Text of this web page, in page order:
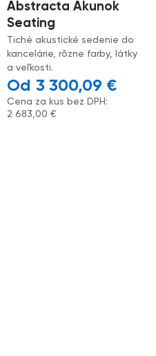
Abstracta Akunok
Seating
Tiché akustické sedenie do
kancelárie, rôzne farby, látky
a veľkosti.
3 300,09 €
Cena za kus bez DPH:
2 683,00€